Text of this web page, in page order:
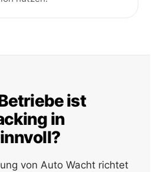
ist
in
von Auto Wacht richtet